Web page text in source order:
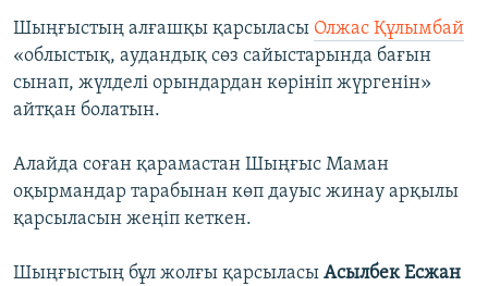
Шыңғыстың алғашқы қарсыласы Олжас Құлымбай
«облыстық, аудандық сөз сайыстарында бағын
сынап, жүлделі орындардан көрініп жүргенін»
айтқан болатын.
Алайда соған қарамастан Шыңғыс Маман
оқырмандар тарабынан көп дауыс жинау арқылы
қарсыласын жеңіп кеткен.
Шыңғыстың бұл жолғы қарсыласы Асылбек Есжан